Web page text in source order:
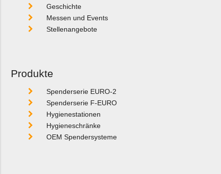
Geschichte
Messen und Events
Stellenangebote
Produkte
Spenderserie EURO-2
Spenderserie F-EURO
Hygienestationen
Hygieneschränke
OEM Spendersysteme